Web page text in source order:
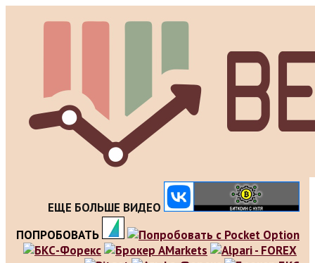
ЕЩЕ БОЛЬШЕ ВИДЕО
ПОПРОБОВАТЬ